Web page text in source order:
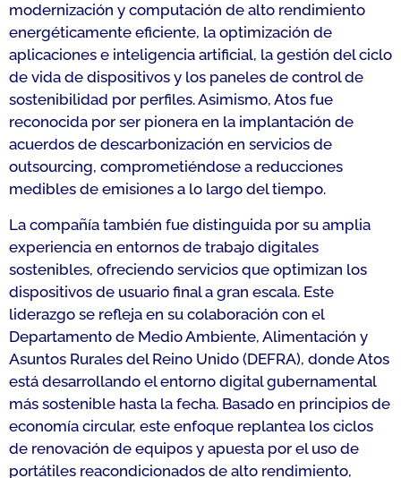
modernización y computación de alto rendimiento
energéticamente eficiente, la optimización de
aplicaciones e inteligencia artificial, la gestión del ciclo
de vida de dispositivos y los paneles de control de
sostenibilidad por perfiles. Asimismo, Atos fue
reconocida por ser pionera en la implantación de
acuerdos de descarbonización en servicios de
outsourcing, comprometiéndose a reducciones
medibles de emisiones a lo largo del tiempo.
La compañía también fue distinguida por su amplia
experiencia en entornos de trabajo digitales
sostenibles, ofreciendo servicios que optimizan los
dispositivos de usuario final a gran escala. Este
liderazgo se refleja en su colaboración con el
Departamento de Medio Ambiente, Alimentación y
Asuntos Rurales del Reino Unido (DEFRA), donde Atos
está desarrollando el entorno digital gubernamental
más sostenible hasta la fecha. Basado en principios de
economía circular, este enfoque replantea los ciclos
de renovación de equipos y apuesta por el uso de
portátiles reacondicionados de alto rendimiento,